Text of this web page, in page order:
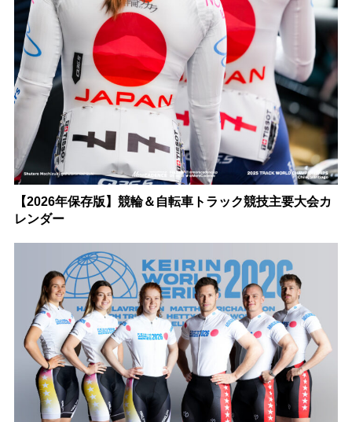
【2026年保存版】競輪＆自転車トラック競技主要大会カ
レンダー